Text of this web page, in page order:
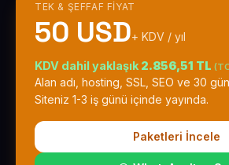
TEK & ŞEFFAF FIYAT
50 USD+ KDV / yıl
KDV dahil yaklaşık 2.856,51 TL
Alan adı, hosting, SSL, SEO ve 30
Siteniz 1-3 iş günü içinde yayında.
Paketleri İncele